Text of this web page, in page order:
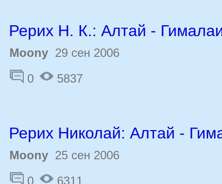
Рерих Н. К.: Алтай -
Moony 29 сен 2006
0
5837
Рерих Николай: Алтай -
Moony 25 сен 2006
0
6311